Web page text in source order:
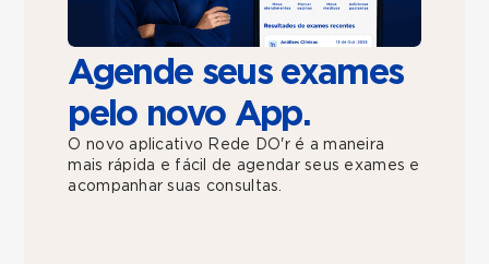
Agende seus exames
pelo novo App.
O novo aplicativo Rede DO'r é a maneira
mais rápida e fácil de agendar seus exames e
acompanhar suas consultas.